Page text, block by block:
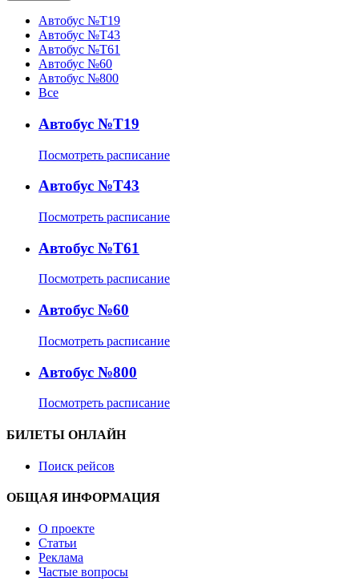
Автобус №Т19
Автобус №Т43
Автобус №Т61
Автобус №60
Автобус №800
Все
Автобус №Т19
Посмотреть расписание
Автобус №Т43
Посмотреть расписание
Автобус №Т61
Посмотреть расписание
Автобус №60
Посмотреть расписание
Автобус №800
Посмотреть расписание
БИЛЕТЫ ОНЛАЙН
Поиск рейсов
ОБЩАЯ ИНФОРМАЦИЯ
О проекте
Статьи
Реклама
Частые вопросы